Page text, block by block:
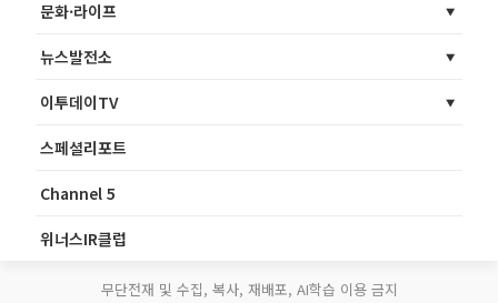
문화·라이프
뉴스발전소
이투데이TV
스페셜리포트
Channel 5
위너스IR클럽
무단전재 및 수집, 복사, 재배포, AI학습 이용 금지